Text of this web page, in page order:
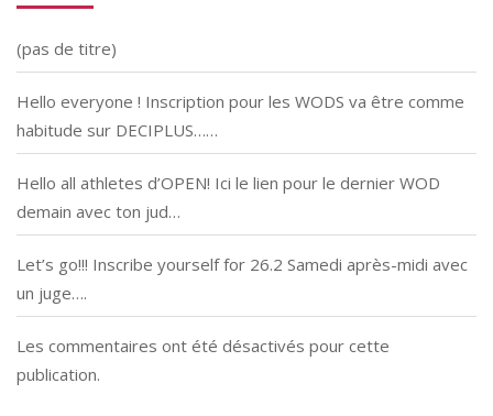
(pas de titre)
Hello everyone ! Inscription pour les WODS va être comme
habitude sur DECIPLUS……
Hello all athletes d’OPEN! Ici le lien pour le dernier WOD
demain avec ton jud…
Let’s go!!! Inscribe yourself for 26.2 Samedi après-midi avec
un juge….
Les commentaires ont été désactivés pour cette
publication.